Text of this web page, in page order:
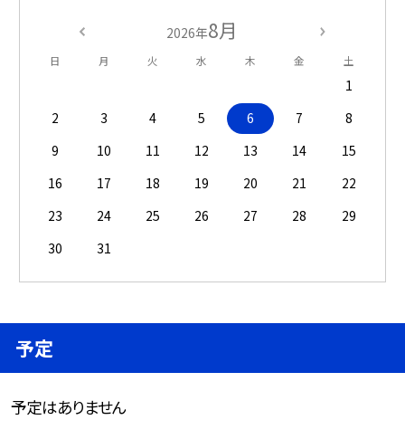
2026年8月
日 月 火 水 木 金 土
1
2
3 4 5 6 7
8
9
10 11 12 13 14
15
16
17 18 19 20 21
22
23
24 25 26 27 28
29
30
31
予定
予定はありません